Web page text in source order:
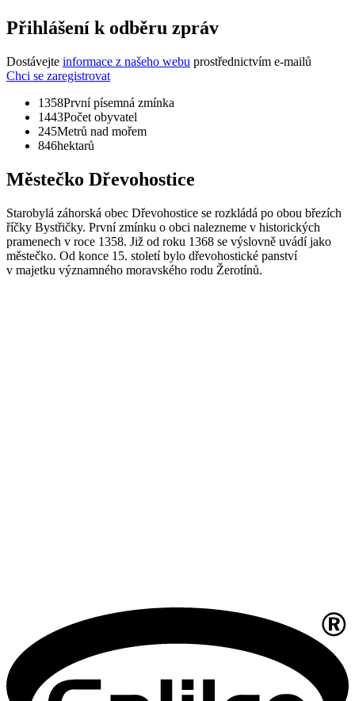
Přihlášení k odběru zpráv
Dostávejte informace z našeho webu prostřednictvím e-mailů
Chci se zaregistrovat
1358První písemná zmínka
1443Počet obyvatel
245Metrů nad mořem
846hektarů
Městečko Dřevohostice
Starobylá záhorská obec Dřevohostice se rozkládá po obou březích
říčky Bystřičky. První zmínku o obci nalezneme v historických
pramenech v roce 1358. Již od roku 1368 se výslovně uvádí jako
městečko. Od konce 15. století bylo dřevohostické panství
v majetku významného moravského rodu Žerotínů.